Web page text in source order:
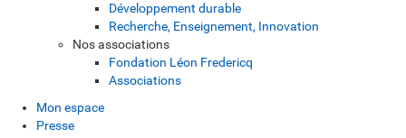
Développement durable
Recherche, Enseignement, Innovation
Nos associations
Fondation Léon Fredericq
Associations
Mon espace
Presse